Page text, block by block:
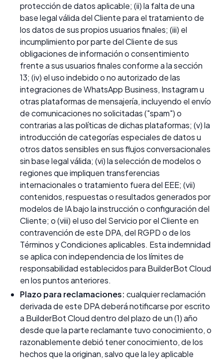
protección de datos aplicable; (ii) la falta de una
base legal válida del Cliente para el tratamiento de
los datos de sus propios usuarios finales; (iii) el
incumplimiento por parte del Cliente de sus
obligaciones de información o consentimiento
frente a sus usuarios finales conforme a la sección
13; (iv) el uso indebido o no autorizado de las
integraciones de WhatsApp Business, Instagram u
otras plataformas de mensajería, incluyendo el envío
de comunicaciones no solicitadas ("spam") o
contrarias a las políticas de dichas plataformas; (v) la
introducción de categorías especiales de datos u
otros datos sensibles en sus flujos conversacionales
sin base legal válida; (vi) la selección de modelos o
regiones que impliquen transferencias
internacionales o tratamiento fuera del EEE; (vii)
contenidos, respuestas o resultados generados por
modelos de IA bajo la instrucción o configuración del
Cliente; o (viii) el uso del Servicio por el Cliente en
contravención de este DPA, del RGPD o de los
Términos y Condiciones aplicables. Esta indemnidad
se aplica con independencia de los límites de
responsabilidad establecidos para BuilderBot Cloud
en los puntos anteriores.
Plazo para reclamaciones: cualquier reclamación
derivada de este DPA deberá notificarse por escrito
a BuilderBot Cloud dentro del plazo de un (1) año
desde que la parte reclamante tuvo conocimiento, o
razonablemente debió tener conocimiento, de los
hechos que la originan, salvo que la ley aplicable